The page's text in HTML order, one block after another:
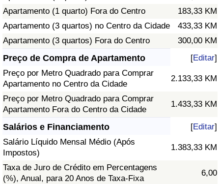
Apartamento (1 quarto) Fora do Centro
183,33 KM
Apartamento (3 quartos) no Centro da Cidade
433,33 KM
Apartamento (3 quartos) Fora do Centro
300,00 KM
Preço de Compra de Apartamento [Editar]
Preço por Metro Quadrado para Comprar
Apartamento no Centro da Cidade
2.133,33 KM
Preço por Metro Quadrado para Comprar
Apartamento Fora do Centro da Cidade
1.433,33 KM
Salários e Financiamento [Editar]
Salário Líquido Mensal Médio (Após
Impostos)
1.383,33 KM
Taxa de Juro de Crédito em Percentagens
(%), Anual, para 20 Anos de Taxa-Fixa
6,00
Indicador de Custo de Vida Por País
Indicador de Preços de Imóveis por País
Índice de qualidade de vida por país
Taxa do Indicador de Crime (Atual)
Indicador de Crime
Índice de criminalidade por país
Saúde
Indicador de Saúde (Atual)